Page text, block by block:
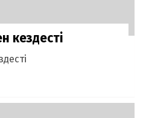
кездесті